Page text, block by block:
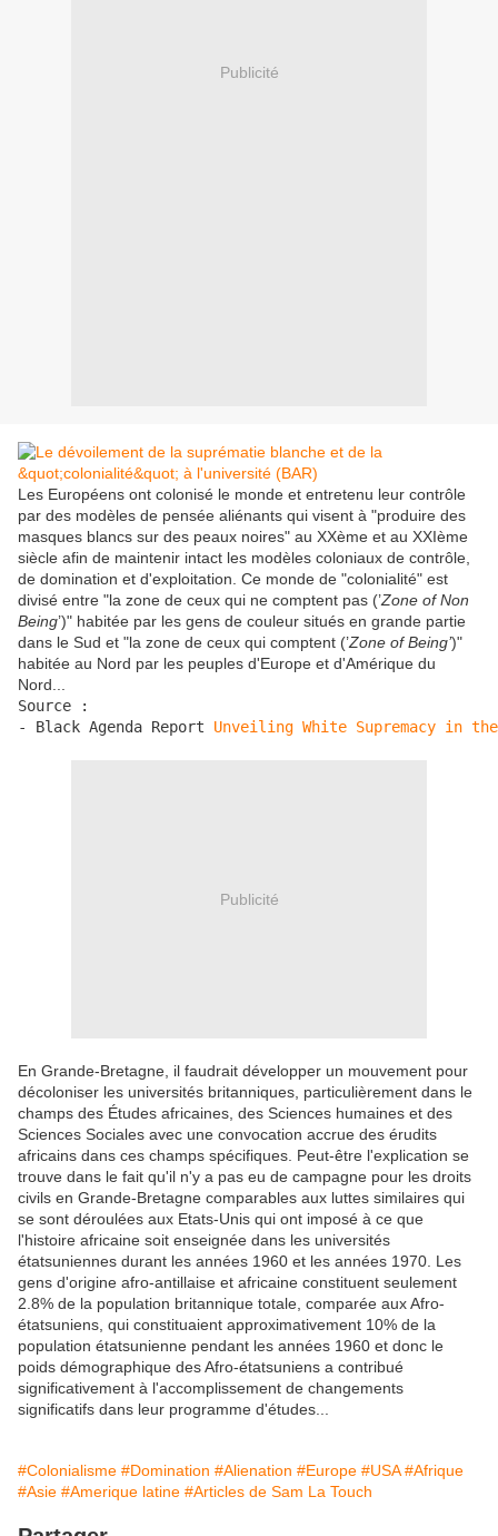
Publicité
Les Européens ont colonisé le monde et entretenu leur contrôle
par des modèles de pensée aliénants qui visent à "produire des
masques blancs sur des peaux noires" au XXème et au XXIème
siècle afin de maintenir intact les modèles coloniaux de contrôle,
de domination et d'exploitation. Ce monde de "colonialité" est
divisé entre "la zone de ceux qui ne comptent pas (’Zone of Non
Being’)" habitée par les gens de couleur situés en grande partie
dans le Sud et "la zone de ceux qui comptent (’Zone of Being’)"
habitée au Nord par les peuples d'Europe et d'Amérique du
Nord...
Source :
- Black Agenda Report Unveiling White Supremacy in the
Publicité
En Grande-Bretagne, il faudrait développer un mouvement pour
décoloniser les universités britanniques, particulièrement dans le
champs des Études africaines, des Sciences humaines et des
Sciences Sociales avec une convocation accrue des érudits
africains dans ces champs spécifiques. Peut-être l'explication se
trouve dans le fait qu'il n'y a pas eu de campagne pour les droits
civils en Grande-Bretagne comparables aux luttes similaires qui
se sont déroulées aux Etats-Unis qui ont imposé à ce que
l'histoire africaine soit enseignée dans les universités
étatsuniennes durant les années 1960 et les années 1970. Les
gens d'origine afro-antillaise et africaine constituent seulement
2.8% de la population britannique totale, comparée aux Afro-
étatsuniens, qui constituaient approximativement 10% de la
population étatsunienne pendant les années 1960 et donc le
poids démographique des Afro-étatsuniens a contribué
significativement à l'accomplissement de changements
significatifs dans leur programme d'études...
#Colonialisme #Domination #Alienation #Europe #USA #Afrique
#Asie #Amerique latine #Articles de Sam La Touch